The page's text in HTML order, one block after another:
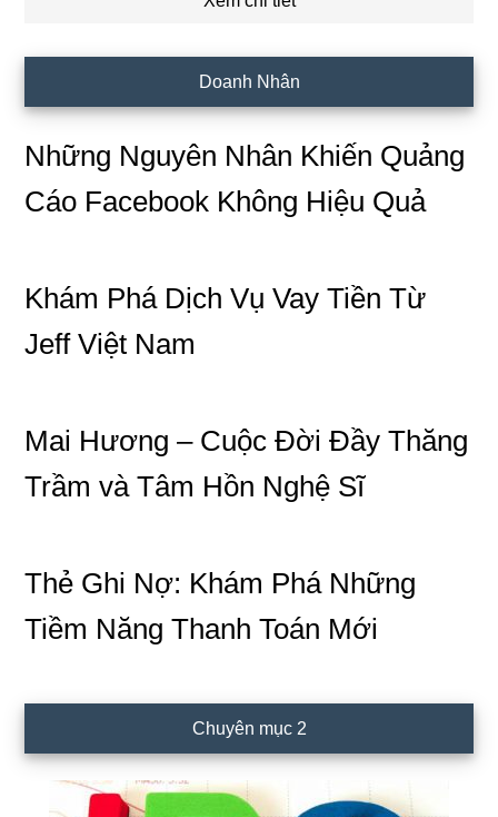
Doanh Nhân
Những Nguyên Nhân Khiến Quảng
Cáo Facebook Không Hiệu Quả
Khám Phá Dịch Vụ Vay Tiền Từ
Jeff Việt Nam
Mai Hương – Cuộc Đời Đầy Thăng
Trầm và Tâm Hồn Nghệ Sĩ
Thẻ Ghi Nợ: Khám Phá Những
Tiềm Năng Thanh Toán Mới
Chuyên mục 2